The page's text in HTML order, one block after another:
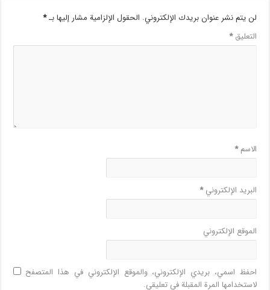
لن يتم نشر عنوان بريدك الإلكتروني. الحقول الإلزامية مشار إليها بـ*
التعليق*
الاسم*
البريد الإلكتروني*
الموقع الإلكتروني
احفظ اسمي، بريدي الإلكتروني، والموقع الإلكتروني في هذا المتصفح
لاستخدامها المرة المقبلة في تعليقي.